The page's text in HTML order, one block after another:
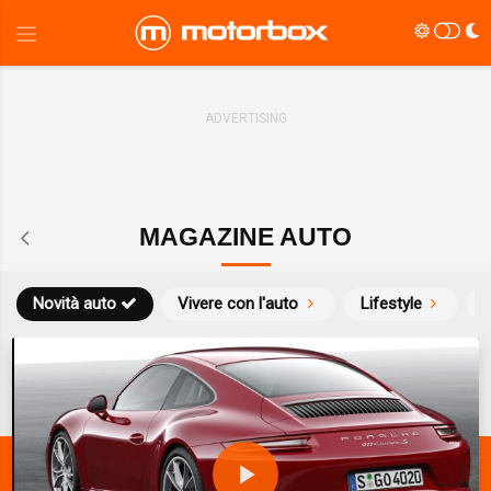
MAGAZINE AUTO
Novità auto Vivere con l'auto Lifestyle